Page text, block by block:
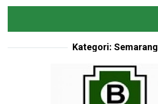
Kategori: Semarang